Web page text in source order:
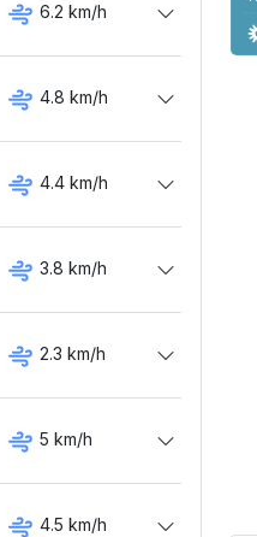
6.2 km/h
4.8 km/h
4.4 km/h
3.8 km/h
2.3 km/h
5 km/h
4.5 km/h